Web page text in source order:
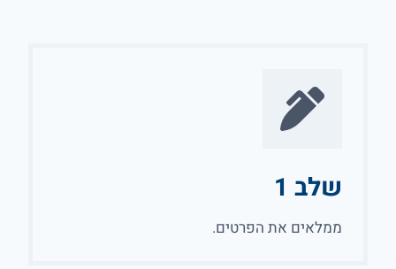
שלב 1
ממלאים את הפרטים.